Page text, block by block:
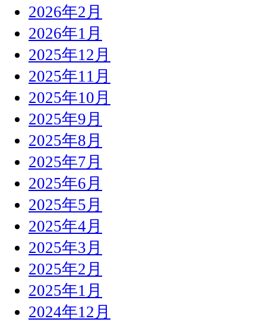
2026年2月
2026年1月
2025年12月
2025年11月
2025年10月
2025年9月
2025年8月
2025年7月
2025年6月
2025年5月
2025年4月
2025年3月
2025年2月
2025年1月
2024年12月